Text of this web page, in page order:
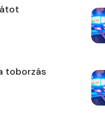
toborzás